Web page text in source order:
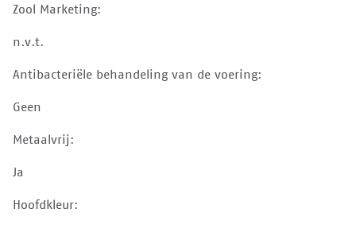
Zool Marketing:
n.v.t.
Antibacteriële behandeling van de voering:
Geen
Metaalvrij:
Ja
Hoofdkleur: